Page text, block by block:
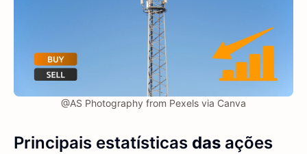
@AS Photography from Pexels via Canva
Principais estatísticas das ações